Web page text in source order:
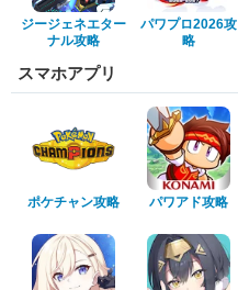
ジージェネエター
ナル攻略
パワプロ2026攻
略
スマホアプリ
ポケチャン攻略 パワアド攻略